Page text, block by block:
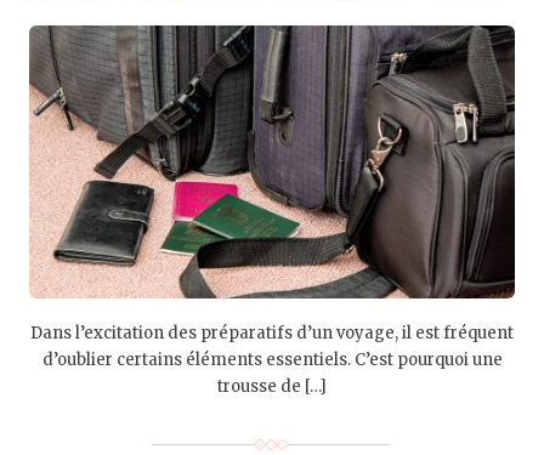
Dans l’excitation des préparatifs d’un voyage, il est fréquent
d’oublier certains éléments essentiels. C’est pourquoi une
trousse de […]